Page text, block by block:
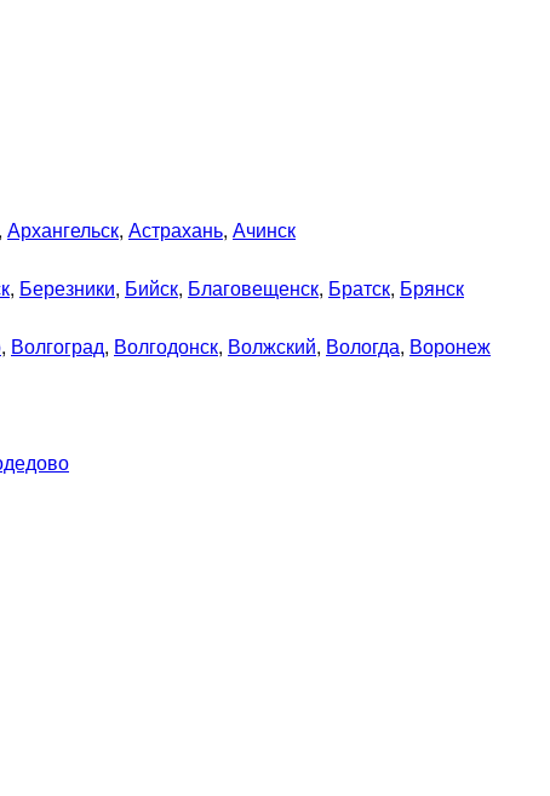
, Архангельск, Астрахань, Ачинск
, Березники, Бийск, Благовещенск, Братск, Брянск
, Волгоград, Волгодонск, Волжский, Вологда, Воронеж